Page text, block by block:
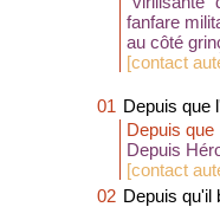
fanfare
au côté
[contact
01 Depuis que
Depuis
Depuis
[contact
02 Depuis qu'il